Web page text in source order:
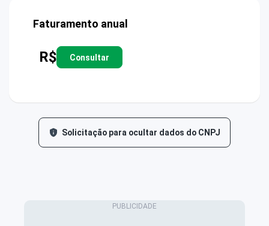
Faturamento anual
R$ Consultar
Solicitação para ocultar dados do CNPJ